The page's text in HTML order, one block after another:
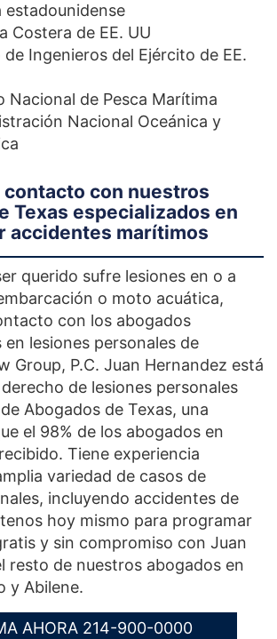
estadounidense
Costera de EE. UU
de Ingenieros del Ejército de EE.
Nacional de Pesca Marítima
Nacional Oceánica y
contacto con nuestros
Texas especializados en
accidentes marítimos
querido sufre lesiones en o a
o moto acuática,
con los abogados
en lesiones personales de
Group, P.C. Juan Hernandez está
de lesiones personales
Abogados de Texas, una
el 98% de los abogados en
Tiene experiencia
variedad de casos de
incluyendo accidentes de
hoy mismo para programar
y sin compromiso con Juan
resto de nuestros abogados en
y Abilene.
AHORA 214-900-0000